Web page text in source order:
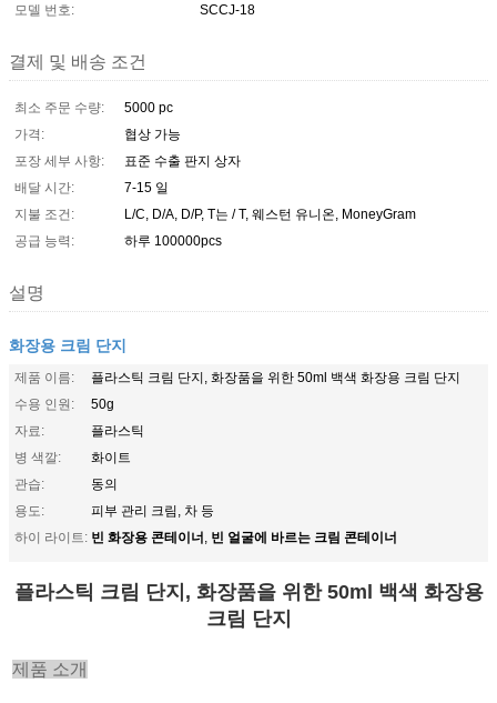
모델 번호:
SCCJ-18
결제 및 배송 조건
최소 주문 수량:
5000 pc
가격:
협상 가능
포장 세부 사항:
표준 수출 판지 상자
배달 시간:
7-15 일
지불 조건:
L/C, D/A, D/P, T는 / T, 웨스턴 유니온, MoneyGram
공급 능력:
하루 100000pcs
설명
화장용 크림 단지
제품 이름:
플라스틱 크림 단지, 화장품을 위한 50ml 백색 화장용 크림 단지
수용 인원:
50g
자료:
플라스틱
병 색깔:
화이트
관습:
동의
용도:
피부 관리 크림, 차 등
하이 라이트: 빈 화장용 콘테이너, 빈 얼굴에 바르는 크림 콘테이너
플라스틱 크림 단지, 화장품을 위한 50ml 백색 화장용
크림 단지
제품 소개